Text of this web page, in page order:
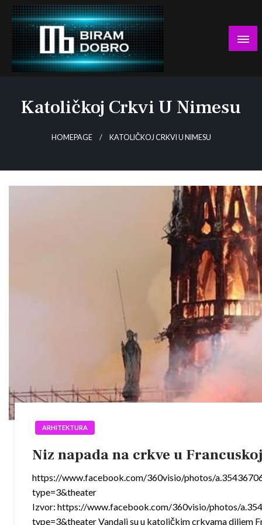
Skip
content
Katoličkoj Crkvi U Nimesu
HOMEPAGE KATOLIČKOJ CRKVI U NIMESU
ARHITEKTURA
Niz napada na crkve u Francuskoj
https://www.facebook.com/360visio/photos/
type=3&theater
Izvor: https://www.facebook.com/360visio/photos/
type=3&theater Vandali su u katoličkim crkvama diljem